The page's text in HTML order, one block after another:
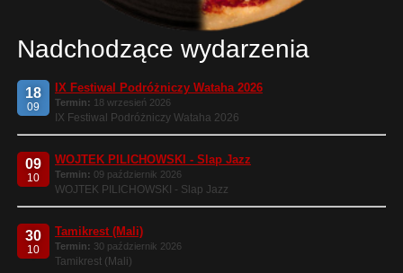
Nadchodzące wydarzenia
18
09
IX Festiwal Podróżniczy Wataha 2026
Termin: 18 wrzesień 2026
IX Festiwal Podróżniczy Wataha 2026
09
10
WOJTEK PILICHOWSKI - Slap Jazz
Termin: 09 październik 2026
WOJTEK PILICHOWSKI - Slap Jazz
30
10
Tamikrest (Mali)
Termin: 30 październik 2026
Tamikrest (Mali)